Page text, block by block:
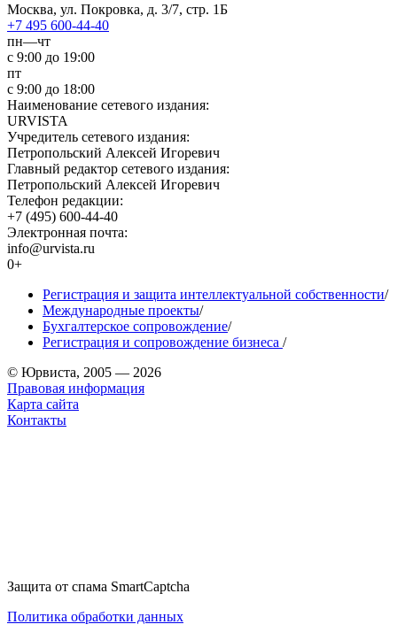
Москва, ул. Покровка, д. 3/7, стр. 1Б
+7 495 600-44-40
пн—чт
с 9:00 до 19:00
пт
с 9:00 до 18:00
Наименование сетевого издания:
URVISTA
Учредитель сетевого издания:
Петропольский Алексей Игоревич
Главный редактор сетевого издания:
Петропольский Алексей Игоревич
Телефон редакции:
+7 (495) 600-44-40
Электронная почта:
info@urvista.ru
0+
Регистрация и защита интеллектуальной собственности/
Международные проекты/
Бухгалтерское сопровождение/
Регистрация и сопровождение бизнеса /
© Юрвиста, 2005 — 2026
Правовая информация
Карта сайта
Контакты
Защита от спама SmartCaptcha
Политика обработки данных